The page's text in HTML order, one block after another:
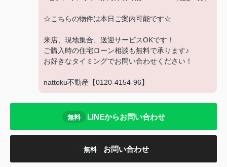
☆こちらの物件は本日ご案内可能です☆
来店、現地集合、送迎サービスOKです！
ご購入時の住宅ローン相談も無料で承ります♪
お好きなタイミングでお問い合わせください！
nattoku不動産【0120-4154-96】
無料 LINEからお問い合わせ
無料 お問い合わせ